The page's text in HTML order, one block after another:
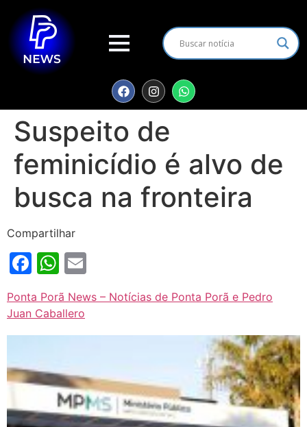
Suspeito de
feminicídio é alvo de
busca na fronteira
Compartilhar
Facebook
WhatsApp
Ponta Porã News – Notícias de Ponta Porã e Pedro
Juan Caballero